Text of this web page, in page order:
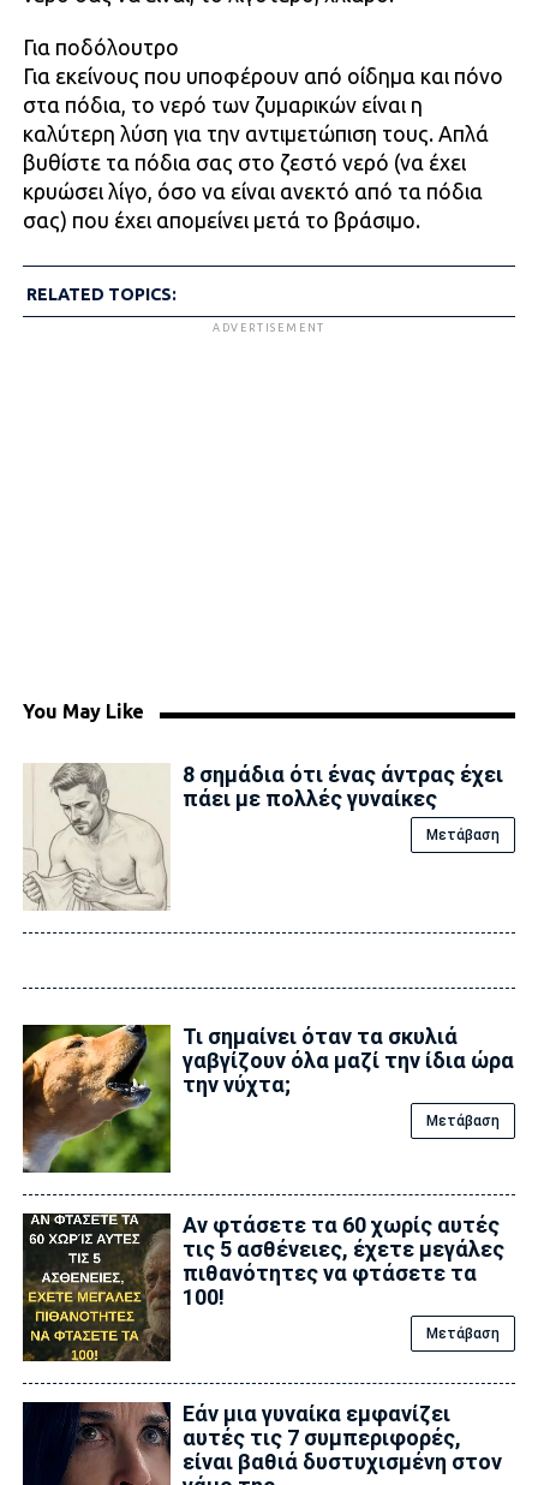
Για ποδόλουτρο
Για εκείνους που υποφέρουν από οίδημα και πόνο
στα πόδια, το νερό των ζυμαρικών είναι η
καλύτερη λύση για την αντιμετώπιση τους. Απλά
βυθίστε τα πόδια σας στο ζεστό νερό (να έχει
κρυώσει λίγο, όσο να είναι ανεκτό από τα πόδια
σας) που έχει απομείνει μετά το βράσιμο.
RELATED TOPICS:
ADVERTISEMENT
You May Like
8 σημάδια ότι ένας άντρας έχει
πάει με πολλές γυναίκες
Μετάβαση
Τι σημαίνει όταν τα σκυλιά
γαβγίζουν όλα μαζί την ίδια ώρα
την νύχτα;
Μετάβαση
Αν φτάσετε τα 60 χωρίς αυτές
τις 5 ασθένειες, έχετε μεγάλες
πιθανότητες να φτάσετε τα
100!
Μετάβαση
Εάν μια γυναίκα εμφανίζει
αυτές τις 7 συμπεριφορές,
είναι βαθιά δυστυχισμένη στον